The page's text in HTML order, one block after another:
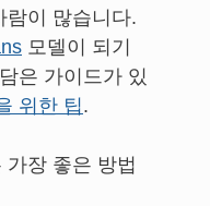
람이 많습니다.
모델이 되기
은 가이드가 있
위한 팁 .
장 좋은 방법